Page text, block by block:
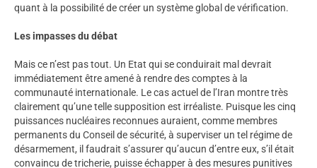
quant à la possibilité de créer un système global de vérification.
Les impasses du débat
Mais ce n’est pas tout. Un Etat qui se conduirait mal devrait
immédiatement être amené à rendre des comptes à la
communauté internationale. Le cas actuel de l’Iran montre très
clairement qu’une telle supposition est irréaliste. Puisque les cinq
puissances nucléaires reconnues auraient, comme membres
permanents du Conseil de sécurité, à superviser un tel régime de
désarmement, il faudrait s’assurer qu’aucun d’entre eux, s’il était
convaincu de tricherie, puisse échapper à des mesures punitives